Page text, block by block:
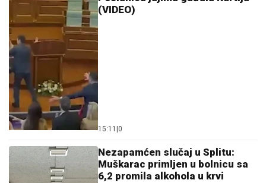
(VIDEO)
15:11 0
Nezapamćen slučaj u Splitu:
Muškarac primljen u bolnicu sa
6,2 promila alkohola u krvi